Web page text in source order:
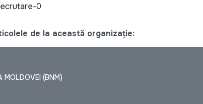
0
de la această organizație:
(BNM)